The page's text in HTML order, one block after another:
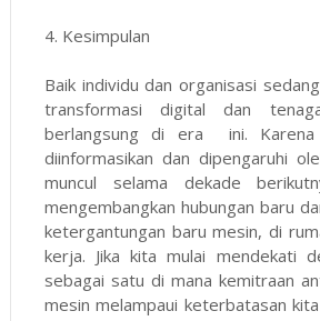
4. Kesimpulan
Baik individu dan organisasi
transformasi digital dan
berlangsung di era ini. Karena
diinformasikan dan dipengaruhi
muncul selama dekade
mengembangkan hubungan baru
ketergantungan baru mesin, di
kerja. Jika kita mulai mendekati
sebagai satu di mana kemitraan
mesin melampaui keterbatasan